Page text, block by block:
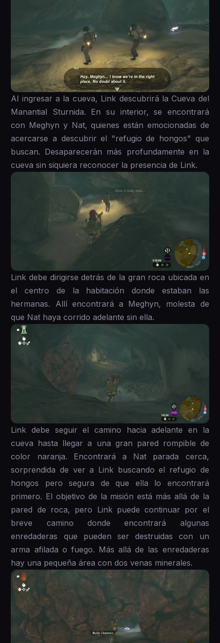
Al ingresar a la cueva, Link descubrirá la Cueva del
Manantial Sturnida. En su interior, se encontrará
con Meghyn y Nat, quienes están emocionadas de
acercarse a descubrir el "refugio de hongos" que
buscan. Desaparecerán más profundamente en la
cueva sin siquiera reconocer la presencia de Link.
Link debe dirigirse detrás de la gran roca ubicada en
el centro de la habitación donde estaban las
hermanas. Allí encontrará a Meghyn, molesta de
que Nat haya corrido adelante sin ella.
Link debe seguir el camino hacia adelante en la
cueva hasta llegar a una gran pared rompible de
color naranja. Encontrará a Nat parada cerca,
sorprendida de ver a Link buscando el refugio de
hongos pero segura de que ella lo encontrará
primero. El objetivo de la misión está más allá de la
pared de roca, pero Link puede continuar por el
breve camino donde encontrará algunas
enredaderas que pueden ser destruidas con un
arma afilada o fuego. Más allá de las enredaderas
hay una pequeña área con dos venas minerales.